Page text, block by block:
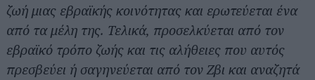
ζωή μιας εβραϊκής κοινότητας και ερωτεύεται ένα
από τα μέλη της. Τελικά, προσελκύεται από τον
εβραϊκό τρόπο ζωής και τις αλήθειες που αυτός
πρεσβεύει ή σαγηνεύεται από τον Ζβι και αναζητά